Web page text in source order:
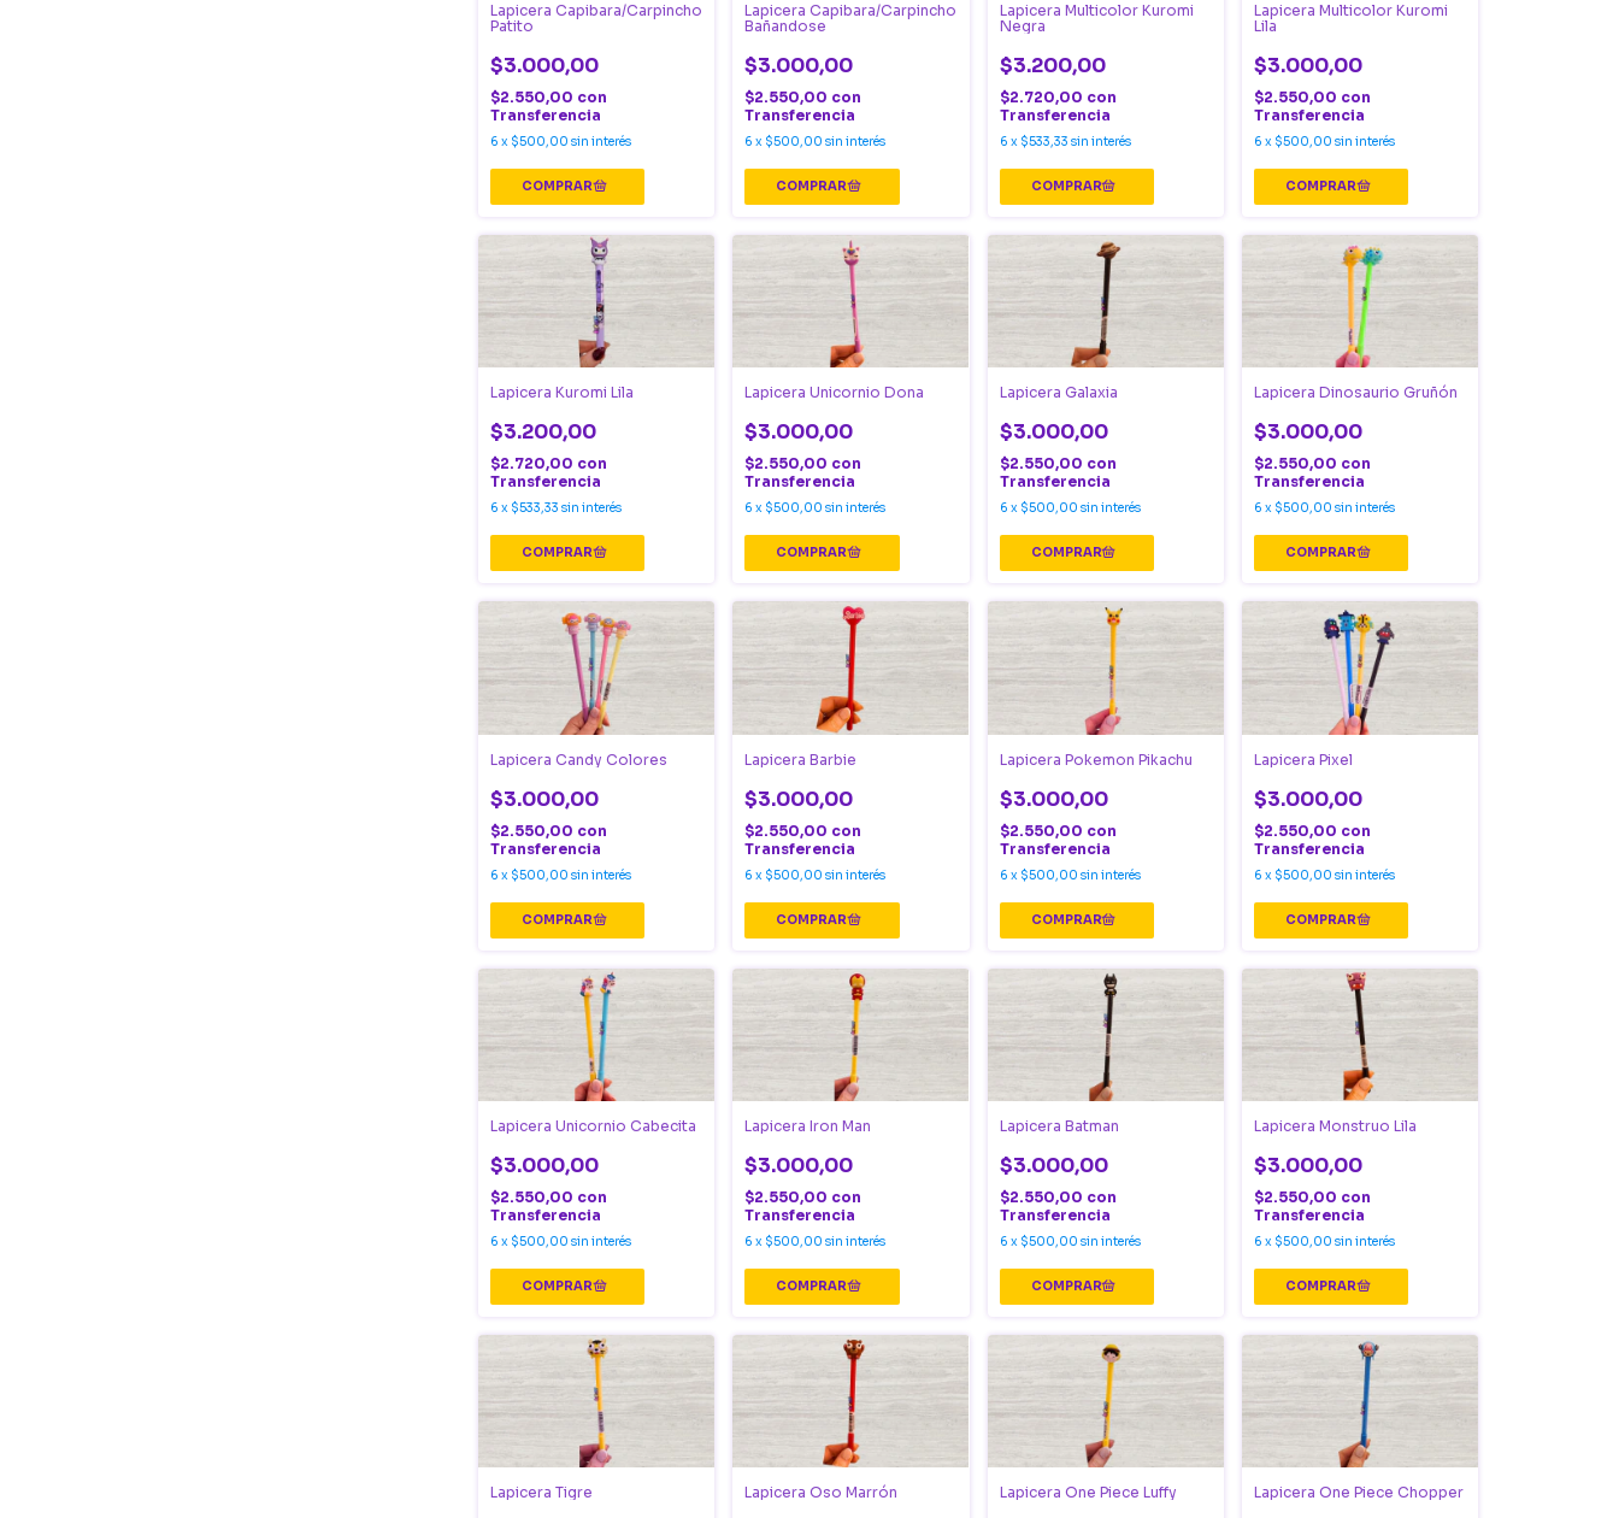
Lapicera Capibara/Carpincho
Patito
$3.000,00
$2.550,00 con
Transferencia
6 x $500,00 sin interés
Lapicera Capibara/Carpincho
Bañandose
$3.000,00
$2.550,00 con
Transferencia
6 x $500,00 sin interés
Lapicera Multicolor Kuromi
Negra
$3.200,00
$2.720,00 con
Transferencia
6 x $533,33 sin interés
Lapicera Multicolor Kuromi
Lila
$3.000,00
$2.550,00 con
Transferencia
6 x $500,00 sin interés
Lapicera Kuromi Lila
$3.200,00
$2.720,00 con
Transferencia
6 x $533,33 sin interés
Lapicera Unicornio Dona
$3.000,00
$2.550,00 con
Transferencia
6 x $500,00 sin interés
Lapicera Galaxia
$3.000,00
$2.550,00 con
Transferencia
6 x $500,00 sin interés
Lapicera Dinosaurio Gruñón
$3.000,00
$2.550,00 con
Transferencia
6 x $500,00 sin interés
Lapicera Candy Colores
$3.000,00
$2.550,00 con
Transferencia
6 x $500,00 sin interés
Lapicera Barbie
$3.000,00
$2.550,00 con
Transferencia
6 x $500,00 sin interés
Lapicera Pokemon Pikachu
$3.000,00
$2.550,00 con
Transferencia
6 x $500,00 sin interés
Lapicera Pixel
$3.000,00
$2.550,00 con
Transferencia
6 x $500,00 sin interés
Lapicera Unicornio Cabecita
$3.000,00
$2.550,00 con
Transferencia
6 x $500,00 sin interés
Lapicera Iron Man
$3.000,00
$2.550,00 con
Transferencia
6 x $500,00 sin interés
Lapicera Batman
$3.000,00
$2.550,00 con
Transferencia
6 x $500,00 sin interés
Lapicera Monstruo Lila
$3.000,00
$2.550,00 con
Transferencia
6 x $500,00 sin interés
Lapicera Tigre Lapicera Oso Marrón Lapicera One Piece Luffy Lapicera One Piece Chopper